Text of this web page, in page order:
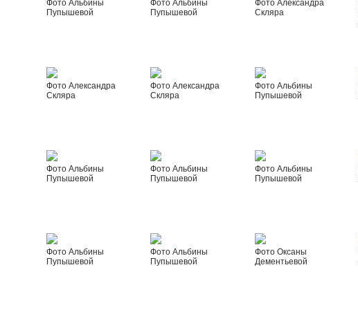
Фото Альбины
Пупышевой
Фото Альбины
Пупышевой
Фото Александра
Скляра
Фото Александра
Скляра
Фото Александра
Скляра
Фото Альбины
Пупышевой
Фото Альбины
Пупышевой
Фото Альбины
Пупышевой
Фото Альбины
Пупышевой
Фото Альбины
Пупышевой
Фото Альбины
Пупышевой
Фото Оксаны
Дементьевой